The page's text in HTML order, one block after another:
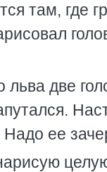
там, где
льва две
ее